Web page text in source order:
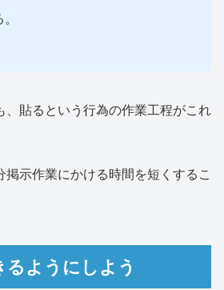
、貼るという行為の作業工程がこれ
掲示作業にかける時間を短くするこ
るようにしよう